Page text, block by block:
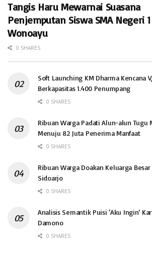
Tangis Haru Mewarnai Suasana
Penjemputan Siswa SMA Negeri 1
Wonoayu
0 SHARES
Soft Launching KM Dharma Kencana
Berkapasitas 1.400 Penumpang
0 SHARES
Ribuan Warga Padati Alun-alun Tugu
Menuju 82 Juta Penerima Manfaat
0 SHARES
Ribuan Warga Doakan Keluarga
Sidoarjo
0 SHARES
Analisis Semantik Puisi ‘Aku Ingin’
Damono
0 SHARES